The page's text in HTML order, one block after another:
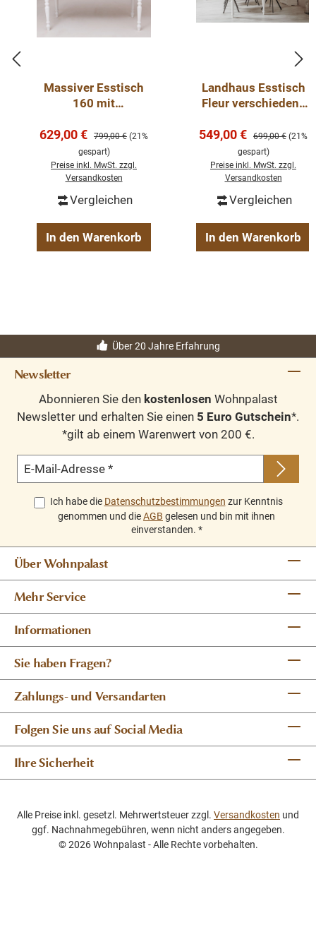
Massiver Esstisch
160 mit
Beinen - Landhaus
Tisch
Verkaufspreis:
629,00 € Regulärer Preis:
799,00 € (21%
gespart)
Preise inkl. MwSt. zzgl.
Versandkosten
Vergleichen
In den Warenkorb
Landhaus Esstisch
Fleur verschiedene
cm
Verkaufspreis:
549,00 € Regulärer Preis:
699,00 € (21%
gespart)
Preise inkl. MwSt. zzgl.
Versandkosten
Vergleichen
In den Warenkorb
Über 20 Jahre Erfahrung
Newsletter
Abonnieren Sie den kostenlosen Wohnpalast
Newsletter und erhalten Sie einen 5 Euro Gutschein*.
*gilt ab einem Warenwert von 200 €.
E-Mail-Adresse *
Ich habe die Datenschutzbestimmungen zur Kenntnis
genommen und dieAGB gelesen und bin mit ihnen
einverstanden. *
Über Wohnpalast
Mehr Service
Informationen
Sie haben Fragen?
Zahlungs- und Versandarten
Folgen Sie uns auf Social Media
Ihre Sicherheit
Alle Preise inkl. gesetzl. Mehrwertsteuer zzgl. Versandkosten und
ggf. Nachnahmegebühren, wenn nicht anders angegeben.
© 2026 Wohnpalast - Alle Rechte vorbehalten.